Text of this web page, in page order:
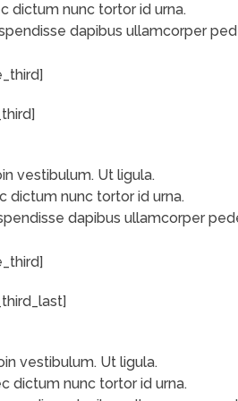
dictum nunc tortor id urna.
dapibus ullamcorper
vestibulum. Ut ligula.
dictum nunc tortor id urna.
dapibus ullamcorper
vestibulum. Ut ligula.
dictum nunc tortor id urna.